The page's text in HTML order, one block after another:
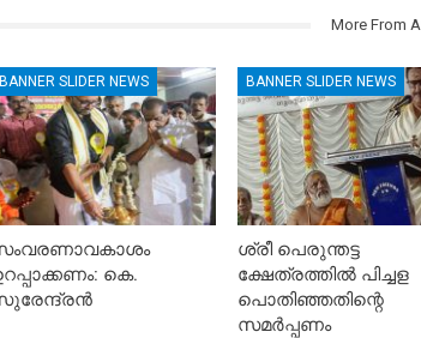
More From
BANNER SLIDER NEWS
കെ.
BANNER SLIDER NEWS
ശ്രീ പെരുന്തട്ട
ക്ഷേത്രത്തിൽ പിച്ചള
പൊതിഞ്ഞതിന്റെ
സമർപ്പണം